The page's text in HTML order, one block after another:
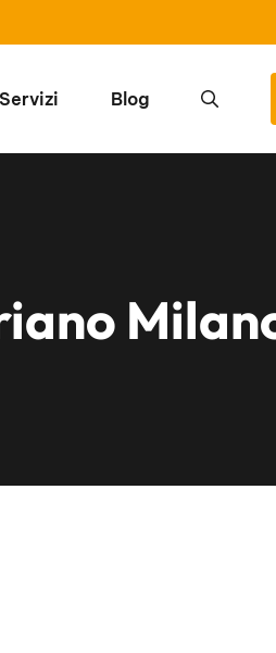
Servizi Blog